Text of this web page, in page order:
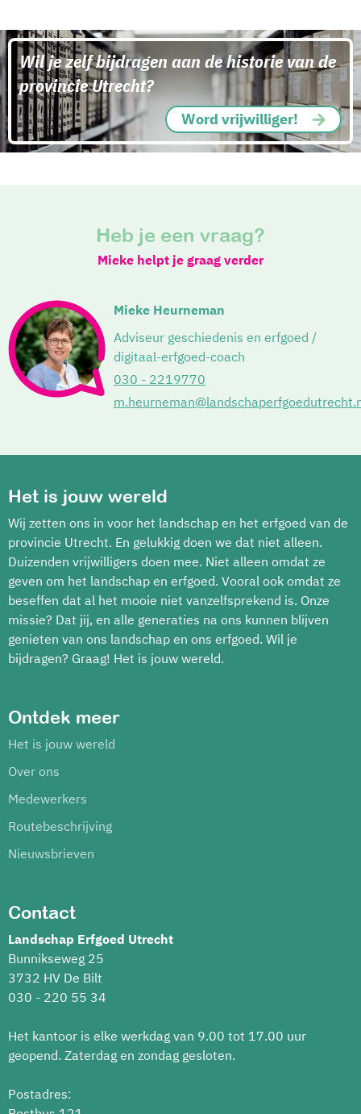
Wil je zelf bijdragen aan de historie van de
provincie Utrecht?
Word vrijwilliger!
Heb je een vraag?
Mieke helpt je graag verder
Mieke Heurneman
Adviseur geschiedenis en erfgoed /
digitaal-erfgoed-coach
030 - 2219770
Het is jouw wereld
Wij zetten ons in voor het landschap en het erfgoed van de
provincie Utrecht. En gelukkig doen we dat niet alleen.
Duizenden vrijwilligers doen mee. Niet alleen omdat ze
geven om het landschap en erfgoed. Vooral ook omdat ze
beseffen dat al het mooie niet vanzelfsprekend is. Onze
missie? Dat jij, en alle generaties na ons kunnen blijven
genieten van ons landschap en ons erfgoed. Wil je
bijdragen? Graag! Het is jouw wereld.
Ontdek meer
Het is jouw wereld
Over ons
Medewerkers
Routebeschrijving
Nieuwsbrieven
Contact
Landschap Erfgoed Utrecht
Bunnikseweg 25
3732 HV De Bilt
030 - 220 55 34
Het kantoor is elke werkdag van 9.00 tot 17.00 uur
geopend. Zaterdag en zondag gesloten.
Postadres: